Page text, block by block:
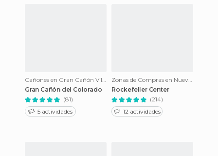
Cañones en Gran Cañón Village
Gran Cañón del Colorado
(81)
5 actividades
Zonas de Compras en Nueva York
Rockefeller Center
(214)
12 actividades